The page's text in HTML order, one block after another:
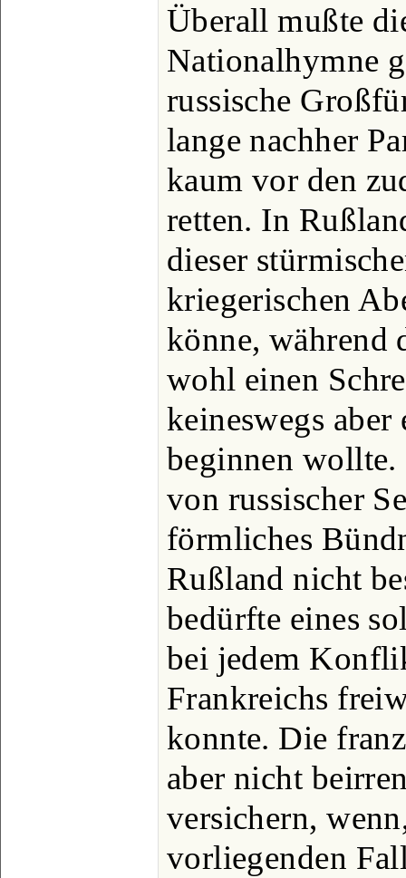
Überall mußte
Nationalhymne
russische
lange nachher
kaum vor den
retten. In
dieser
kriegerischen
könne, während
wohl einen
keineswegs
beginnen wollte.
von russischer
förmliches
Rußland nicht
bedürfte eines
bei jedem
Frankreichs
konnte. Die
aber nicht
versichern,
vorliegenden